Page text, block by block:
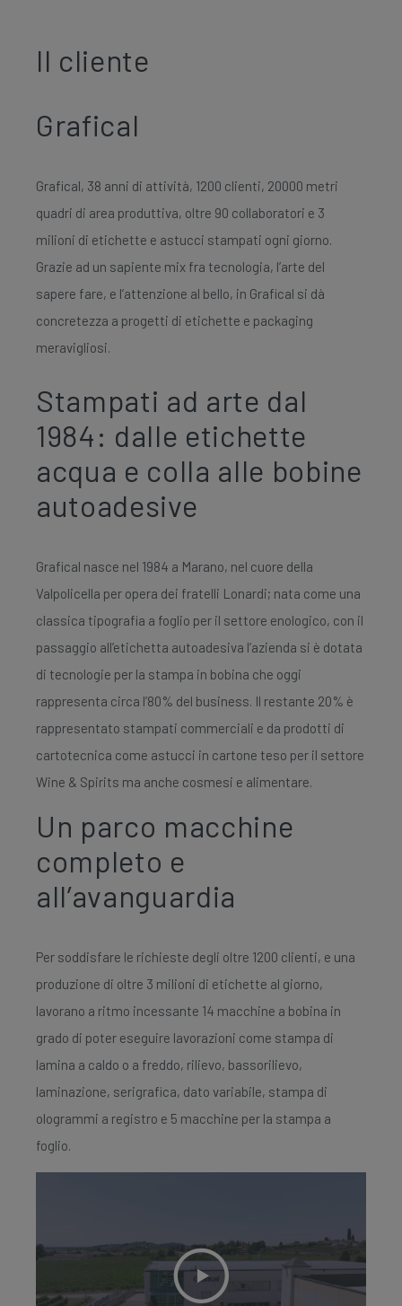
Il cliente
Grafical
Grafical, 38 anni di attività, 1200 clienti, 20000 metri
quadri di area produttiva, oltre 90 collaboratori e 3
milioni di etichette e astucci stampati ogni giorno.
Grazie ad un sapiente mix fra tecnologia, l’arte del
sapere fare, e l’attenzione al bello, in Grafical si dà
concretezza a progetti di etichette e packaging
meravigliosi.
Stampati ad arte dal
1984: dalle etichette
acqua e colla alle bobine
autoadesive
Grafical nasce nel 1984 a Marano, nel cuore della
Valpolicella per opera dei fratelli Lonardi; nata come una
classica tipografia a foglio per il settore enologico, con il
passaggio all’etichetta autoadesiva l’azienda si è dotata
di tecnologie per la stampa in bobina che oggi
rappresenta circa l’80% del business. Il restante 20% è
rappresentato stampati commerciali e da prodotti di
cartotecnica come astucci in cartone teso per il settore
Wine & Spirits ma anche cosmesi e alimentare.
Un parco macchine
completo e
all’avanguardia
Per soddisfare le richieste degli oltre 1200 clienti, e una
produzione di oltre 3 milioni di etichette al giorno,
lavorano a ritmo incessante 14 macchine a bobina in
grado di poter eseguire lavorazioni come stampa di
lamina a caldo o a freddo, rilievo, bassorilievo,
laminazione, serigrafica, dato variabile, stampa di
ologrammi a registro e 5 macchine per la stampa a
foglio.